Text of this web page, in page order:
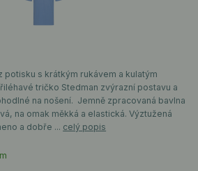
potisku s krátkým rukávem a kulatým
tričko Stedman zvýrazní postavu a
na nošení. Jemně zpracovaná bavlna
na omak měkká a elastická. Výztužená
a dobře ... celý popis